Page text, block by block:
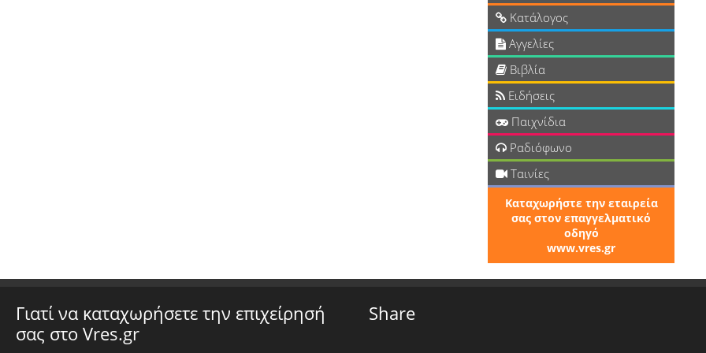
Κατάλογος
Αγγελίες
Βιβλία
Ειδήσεις
Παιχνίδια
Ραδιόφωνο
Ταινίες
Καταχωρήστε την εταιρεία
σας στον επαγγελματικό
οδηγό
www.vres.gr
Γιατί να καταχωρήσετε την επιχείρησή
σας στο Vres.gr
Share